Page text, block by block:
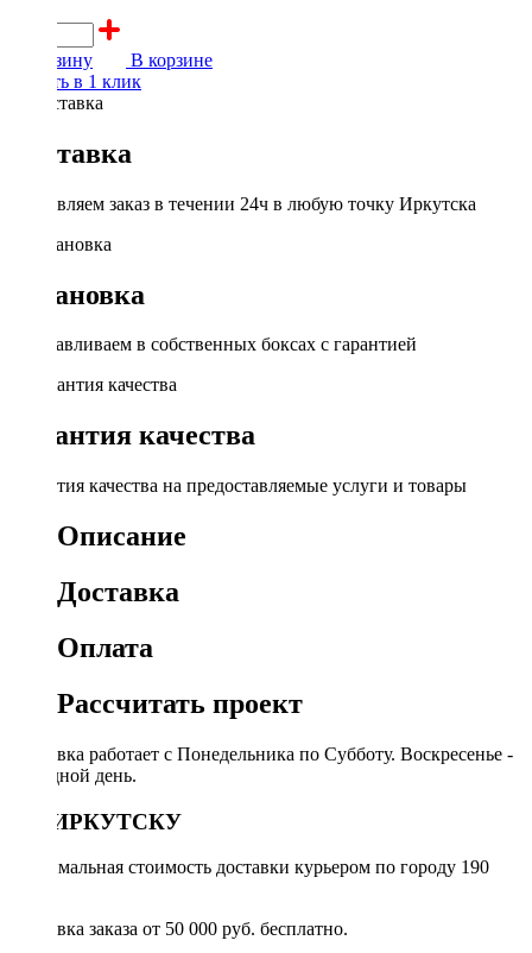
В корзину
В корзине
Купить в 1 клик
Доставка
Доставляем заказ в течении 24ч в любую точку Иркутска
Установка
Устанавливаем в собственных боксах с гарантией
Гарантия качества
Гарантия качества на предоставляемые услуги и товары
Описание
Доставка
Оплата
Рассчитать проект
Доставка работает с Понедельника по Субботу. Воскресенье -
выходной день.
ПО ИРКУТСКУ
Минимальная стоимость доставки курьером по городу 190
Доставка заказа от 50 000 руб. бесплатно.